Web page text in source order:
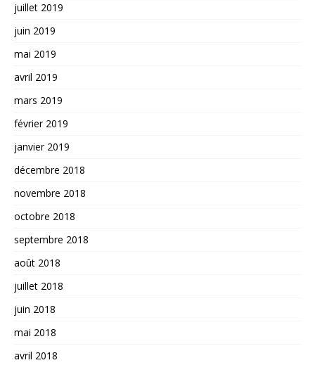
juillet 2019
juin 2019
mai 2019
avril 2019
mars 2019
février 2019
janvier 2019
décembre 2018
novembre 2018
octobre 2018
septembre 2018
août 2018
juillet 2018
juin 2018
mai 2018
avril 2018